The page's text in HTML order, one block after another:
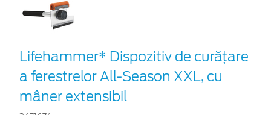
Lifehammer* Dispozitiv de curățare
a ferestrelor All-Season XXL, cu
mâner extensibil